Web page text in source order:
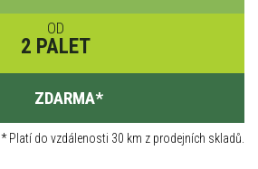
OD
2 PALET
ZDARMA*
*Platí do vzdálenosti 30 km z prodejních skladů.